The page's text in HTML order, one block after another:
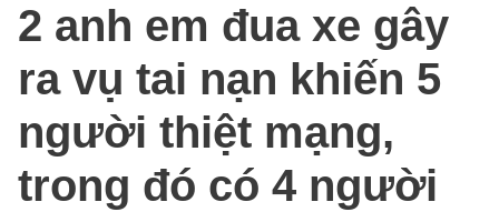
2 anh em đua xe gây
ra vụ tai nạn khiến 5
người thiệt mạng,
trong đó có 4 người